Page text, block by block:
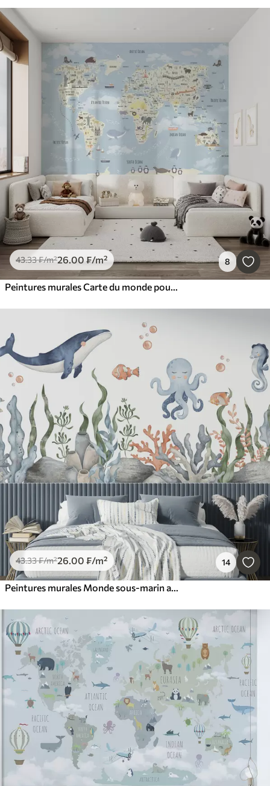
43.33₣/m²26.00 ₣/m² 8
Peintures murales Carte du monde pour enfants avec animaux et points de repère
43.33₣/m²26.00 ₣/m² 14
Peintures murales Monde sous-marin avec baleine, poulpe, tortue